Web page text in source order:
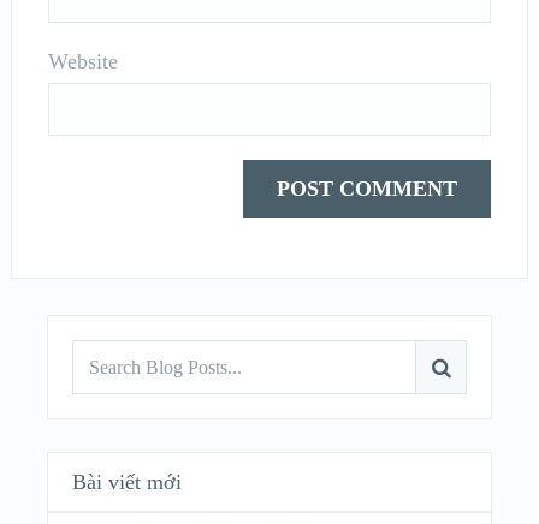
Website
Bài viết mới